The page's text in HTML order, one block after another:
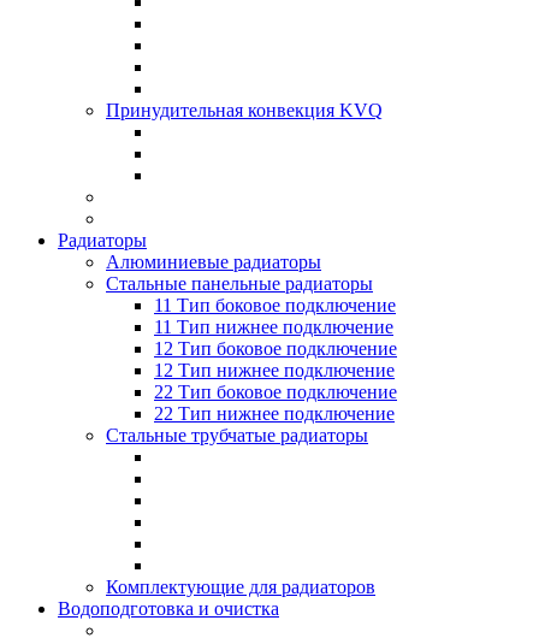
Принудительная конвекция KVQ
Радиаторы
Алюминиевые радиаторы
Стальные панельные радиаторы
11 Тип боковое подключение
11 Тип нижнее подключение
12 Тип боковое подключение
12 Тип нижнее подключение
22 Тип боковое подключение
22 Тип нижнее подключение
Стальные трубчатые радиаторы
Комплектующие для радиаторов
Водоподготовка и очистка